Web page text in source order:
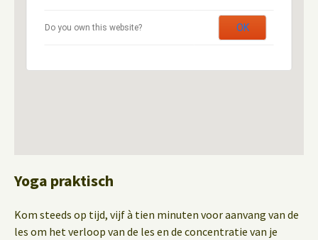
Do you own this website? OK
Yoga praktisch
Kom steeds op tijd, vijf à tien minuten voor aanvang van de
les om het verloop van de les en de concentratie van je